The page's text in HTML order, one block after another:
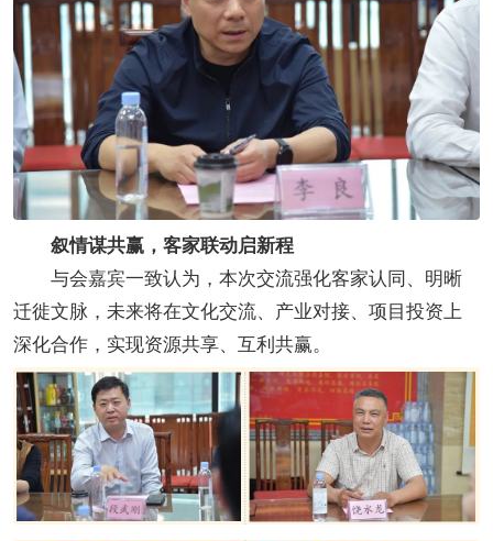
叙情谋共赢，客家联动启新程
与会嘉宾一致认为，本次交流强化客家认同、明晰
迁徙文脉，未来将在文化交流、产业对接、项目投资上
深化合作，实现资源共享、互利共赢。